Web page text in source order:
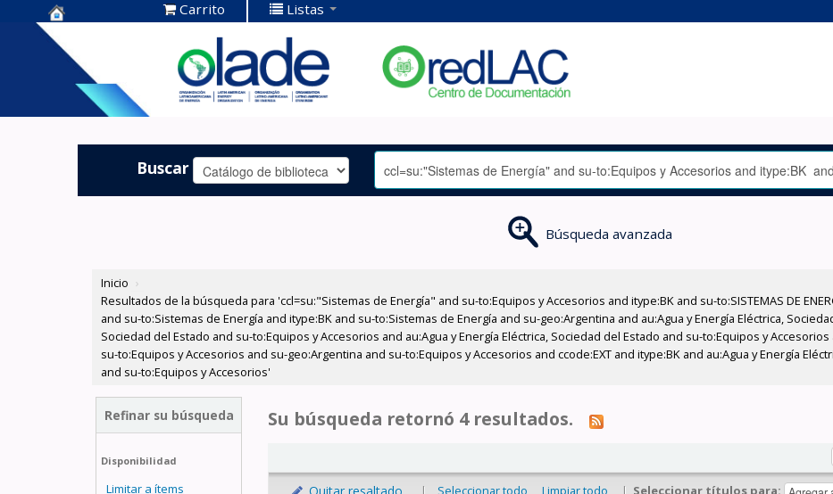
Centro de
Documentación
OLADE -
Carrito Listas
Buscar
Búsqueda avanzada
Inicio ›
Resultados de la búsqueda para 'ccl=su:"Sistemas de Energía" and su-to:Equipos y Accesorios and itype:BK and su-to:SISTEMAS DE
and su-to:Sistemas de Energía and itype:BK and su-to:Sistemas de Energía and su-geo:Argentina and au:Agua y Energía Eléctrica,
Sociedad del Estado and su-to:Equipos y Accesorios and au:Agua y Energía Eléctrica, Sociedad del Estado and su-to:Equipos y
su-to:Equipos y Accesorios and su-geo:Argentina and su-to:Equipos y Accesorios and ccode:EXT and itype:BK and au:Agua y Energía
and su-to:Equipos y Accesorios'
Refinar su búsqueda
Disponibilidad
Limitar a ítems
Su búsqueda retornó 4 resultados.
| Seleccionar todo Limpiar todo | Seleccionar títulos para: